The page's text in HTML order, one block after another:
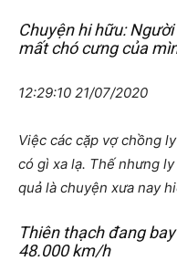
Chuyện hi hữu:
mất chó cưng của
12:29:10 21/07/2020
Việc các cặp vợ chồng
có gì xa lạ. Thế nhưng
quả là chuyện xưa nay
Thiên thạch đang
48.000 km/h